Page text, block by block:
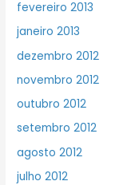
fevereiro 2013
janeiro 2013
dezembro 2012
novembro 2012
outubro 2012
setembro 2012
agosto 2012
julho 2012